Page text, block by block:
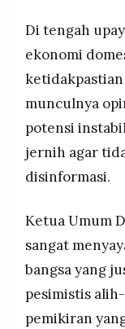
©
-
PT.
RESOLUSI
MEDIA
PRAMUDITA
kedaulatan
Di tengah
ekonomi
ketidakpastian
munculnya
potensi
jernih agar
disinformasi.
Ketua Umum
sangat
bangsa yang
pesimistis
pemikiran